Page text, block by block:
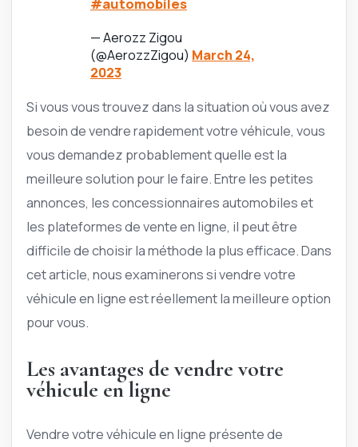
— Aerozz Zigou
(@AerozzZigou) March 24,
2023
Si vous vous trouvez dans la situation où vous avez
besoin de vendre rapidement votre véhicule, vous
vous demandez probablement quelle est la
meilleure solution pour le faire. Entre les petites
annonces, les concessionnaires automobiles et
les plateformes de vente en ligne, il peut être
difficile de choisir la méthode la plus efficace. Dans
cet article, nous examinerons si vendre votre
véhicule en ligne est réellement la meilleure option
pour vous.
Les avantages de vendre votre
véhicule en ligne
Vendre votre véhicule en ligne présente de